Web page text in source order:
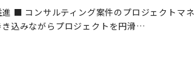
■ コンサルティング案件のプロジェクトマネ
込みながらプロジェクトを円滑…